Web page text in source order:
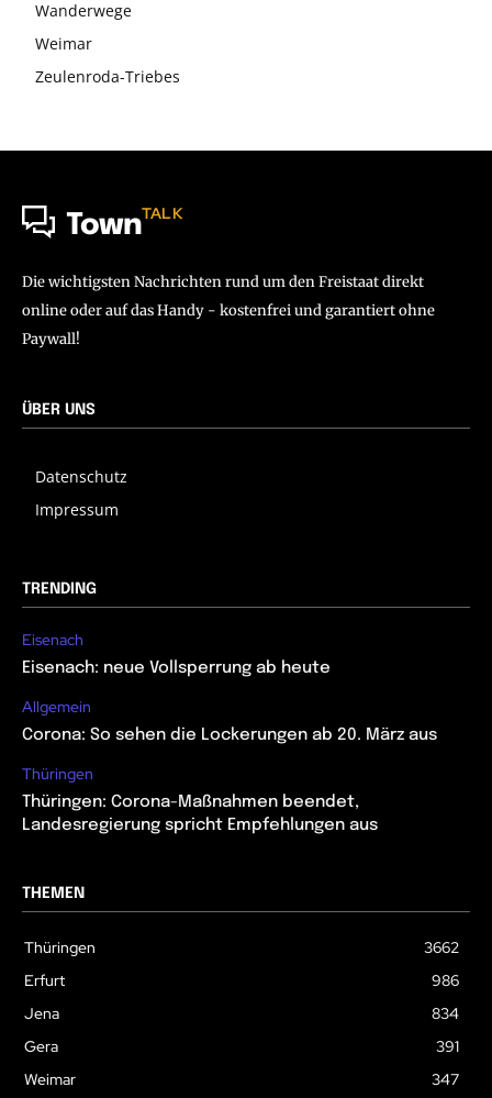
Wanderwege
Weimar
Zeulenroda-Triebes
TownTALK
Die wichtigsten Nachrichten rund um den Freistaat direkt
online oder auf das Handy - kostenfrei und garantiert ohne
Paywall!
ÜBER UNS
Datenschutz
Impressum
TRENDING
Eisenach
Eisenach: neue Vollsperrung ab heute
Allgemein
Corona: So sehen die Lockerungen ab 20. März aus
Thüringen
Thüringen: Corona-Maßnahmen beendet,
Landesregierung spricht Empfehlungen aus
THEMEN
Thüringen
3662
Erfurt
986
Jena
834
Gera
391
Weimar
347